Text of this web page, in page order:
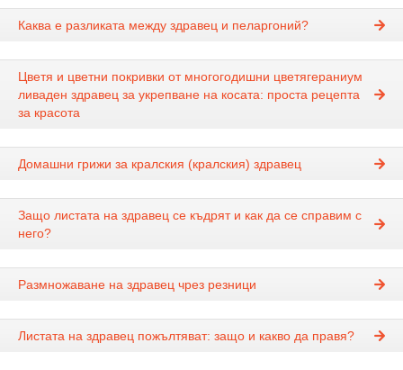
Каква е разликата между здравец и пеларгоний?
Цветя и цветни покривки от многогодишни цветягераниум
ливаден здравец за укрепване на косата: проста рецепта
за красота
Домашни грижи за кралския (кралския) здравец
Защо листата на здравец се къдрят и как да се справим с
него?
Размножаване на здравец чрез резници
Листата на здравец пожълтяват: защо и какво да правя?